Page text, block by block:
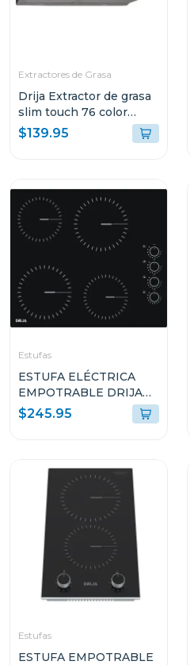
Extractores de Grasa
Drija Extractor de grasa
slim touch 76 color
negro
$139.95
Estufas
ESTUFA ELÉCTRICA
EMPOTRABLE DRIJA
DE 4 QUEMADORES
BARI60
$245.95
Estufas
ESTUFA EMPOTRABLE